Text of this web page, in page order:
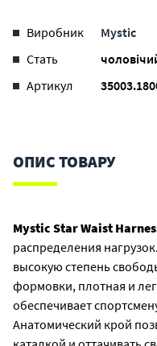
Виробник
Mystic
Стать
Артикул
ОПИС ТОВАРУ
Mystic Star Waist
распределения
высокую степень
формовки, плотная и
обеспечивает
Анатомический крой